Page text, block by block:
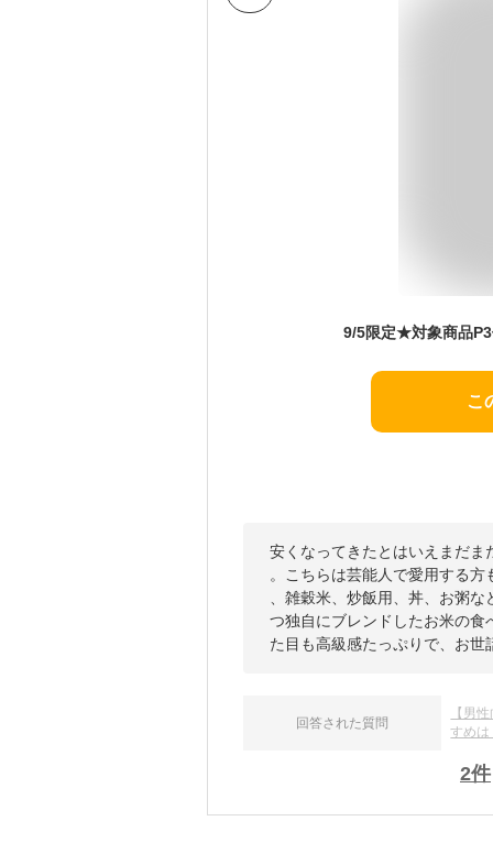
こ
安くなってきたとはいえまだ
。こちらは芸能人で愛用する
、雑穀米、炒飯用、丼、お粥
つ独自にブレンドしたお米の
た目も高級感たっぷりで、お
回答された質問
【男
すめは
2件